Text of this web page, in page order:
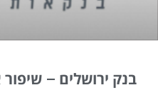
בנק ירושלים –